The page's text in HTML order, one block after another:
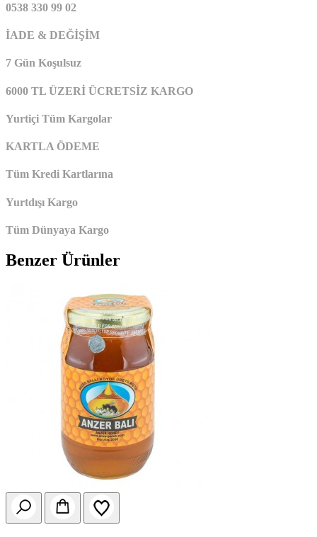
0538 330 99 02
İADE & DEĞİŞİM
7 Gün Koşulsuz
6000 TL ÜZERİ ÜCRETSİZ KARGO
Yurtiçi Tüm Kargolar
KARTLA ÖDEME
Tüm Kredi Kartlarına
Yurtdışı Kargo
Tüm Dünyaya Kargo
Benzer Ürünler